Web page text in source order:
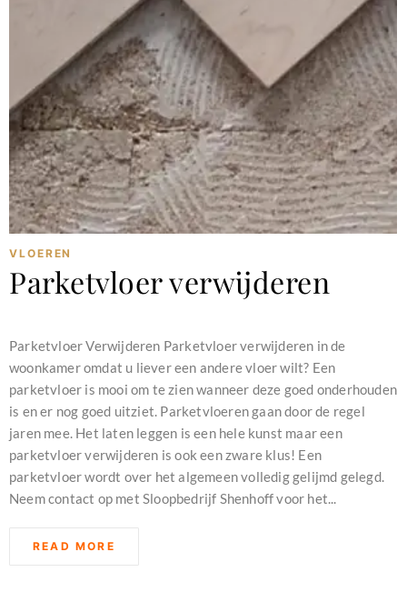
VLOEREN
Parketvloer verwijderen
Parketvloer Verwijderen Parketvloer verwijderen in de
woonkamer omdat u liever een andere vloer wilt? Een
parketvloer is mooi om te zien wanneer deze goed onderhouden
is en er nog goed uitziet. Parketvloeren gaan door de regel
jaren mee. Het laten leggen is een hele kunst maar een
parketvloer verwijderen is ook een zware klus! Een
parketvloer wordt over het algemeen volledig gelijmd gelegd.
Neem contact op met Sloopbedrijf Shenhoff voor het...
READ MORE